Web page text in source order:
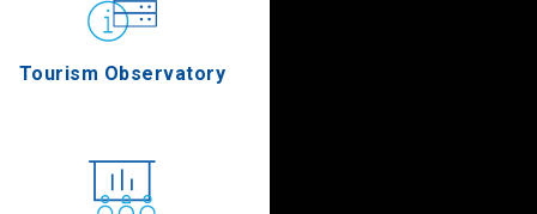
Tourism Observatory